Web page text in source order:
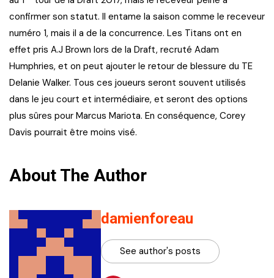
confirmer son statut. Il entame la saison comme le receveur
numéro 1, mais il a de la concurrence. Les Titans ont en
effet pris A.J Brown lors de la Draft, recruté Adam
Humphries, et on peut ajouter le retour de blessure du TE
Delanie Walker. Tous ces joueurs seront souvent utilisés
dans le jeu court et intermédiaire, et seront des options
plus sûres pour Marcus Mariota. En conséquence, Corey
Davis pourrait être moins visé.
About The Author
damienforeau
See author's posts